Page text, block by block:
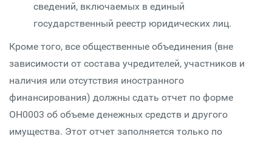
сведений, включаемых в единый
государственный реестр юридических лиц.
Кроме того, все общественные объединения (вне
зависимости от состава учредителей, участников и
наличия или отсутствия иностранного
финансирования) должны сдать отчет по форме
ОН0003 об объеме денежных средств и другого
имущества. Этот отчет заполняется только по